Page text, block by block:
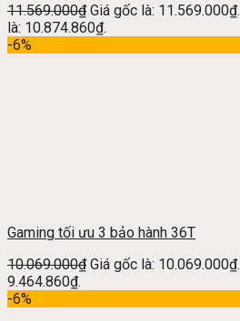
11.569.000₫ Giá gốc là: 11.569.000₫.
là: 10.874.860₫.
-6%
Gaming tối ưu 3 bảo hành 36T
10.069.000₫ Giá gốc là: 10.069.000₫.
9.464.860₫.
-6%